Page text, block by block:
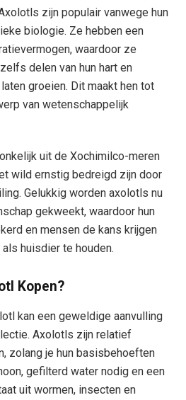
zijn populair vanwege hun
biologie. Ze hebben een
waardoor ze
delen van hun hart en
groeien. Dit maakt hen tot
van wetenschappelijk
uit de Xochimilco-meren
wild ernstig bedreigd zijn door
Gelukkig worden axolotls nu
gekweekt, waardoor hun
en mensen de kans krijgen
huisdier te houden.
Kopen?
kan een geweldige aanvulling
Axolotls zijn relatief
zolang je hun basisbehoeften
gefilterd water nodig en een
uit wormen, insecten en